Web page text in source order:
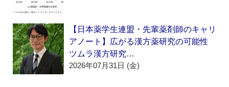
【日本薬学生連盟・先輩薬剤師のキャリ
アノート】広がる漢方薬研究の可能性
ツムラ漢方研究…
2026年07月31日 (金)